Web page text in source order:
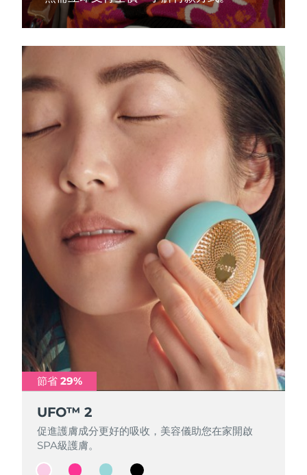
節省 29%
UFO™ 2
促進護膚成分更好的吸收，美容儀助您在家開啟
SPA級護膚。
節省 29%
UFO™ 2
促進護膚成分更好的吸收，美容儀助您在家開啟
SPA級護膚。
節省 29%
UFO™ 2
促進護膚成分更好的吸收，美容儀助您在家開啟
SPA級護膚。
節省 29%
UFO™ 2
促進護膚成分更好的吸收，美容儀助您在家開啟
SPA級護膚。